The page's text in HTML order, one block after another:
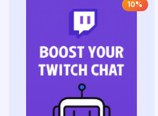
10%